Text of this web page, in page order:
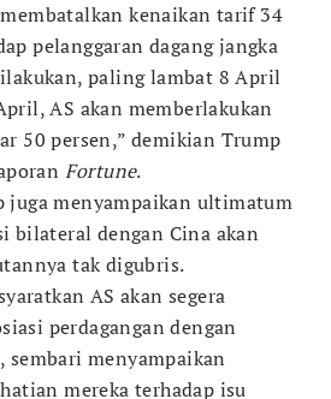
kenaikan tarif 34
pelanggaran dagang jangka
paling lambat 8 April
AS akan memberlakukan
50 persen,” demikian Trump
Fortune.
juga menyampaikan ultimatum
bilateral dengan Cina akan
tak digubris.
AS akan segera
perdagangan dengan
menyampaikan
mereka terhadap isu